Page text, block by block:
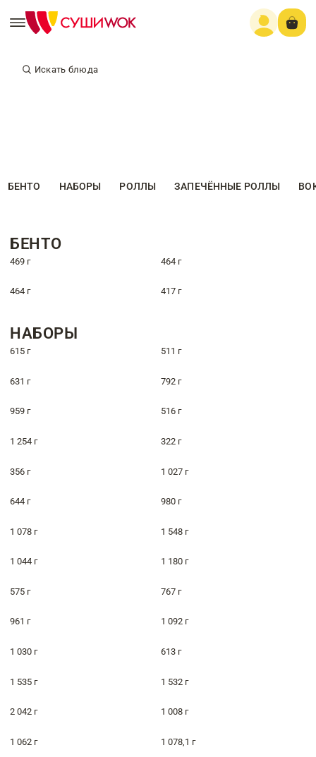
Искать блюда
БЕНТО НАБОРЫ РОЛЛЫ ЗАПЕЧЁННЫЕ РОЛЛЫ
БЕНТО
469 г 464 г
464 г 417 г
НАБОРЫ
615 г 511 г
631 г 792 г
959 г 516 г
1 254 г 322 г
356 г 1 027 г
644 г 980 г
1 078 г 1 548 г
1 044 г 1 180 г
575 г 767 г
961 г 1 092 г
1 030 г 613 г
1 535 г 1 532 г
2 042 г 1 008 г
1 062 г 1 078,1 г